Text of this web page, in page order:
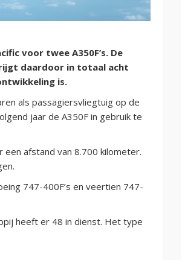
voor twee A350F’s. De
daardoor in totaal acht
is.
als passagiersvliegtuig op de
jaar de A350F in gebruik te
afstand van 8.700 kilometer.
747-400F’s en veertien 747-
heeft er 48 in dienst. Het type